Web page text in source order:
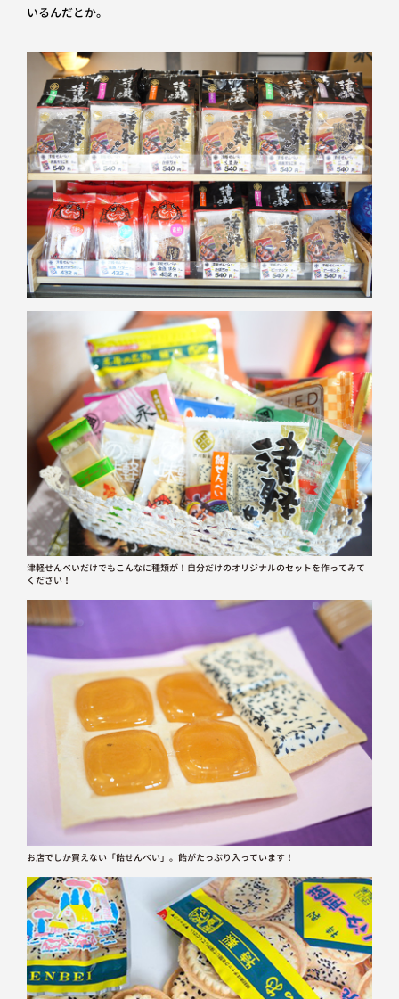
いるんだとか。
津軽せんべいだけでもこんなに種類が！自分だけのオリジナルのセットを作ってみて
ください！
お店でしか買えない「飴せんべい」。飴がたっぷり入っています！